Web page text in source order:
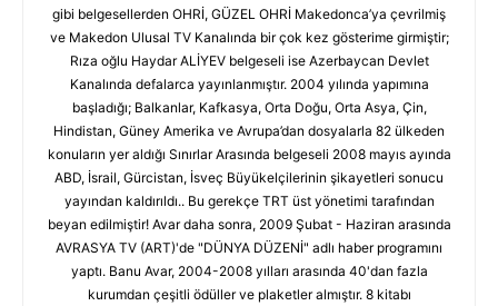
gibi belgesellerden OHRİ, GÜZEL OHRİ Makedonca’ya çevrilmiş
ve Makedon Ulusal TV Kanalında bir çok kez gösterime girmiştir;
Rıza oğlu Haydar ALİYEV belgeseli ise Azerbaycan Devlet
Kanalında defalarca yayınlanmıştır. 2004 yılında yapımına
başladığı; Balkanlar, Kafkasya, Orta Doğu, Orta Asya, Çin,
Hindistan, Güney Amerika ve Avrupa’dan dosyalarla 82 ülkeden
konuların yer aldığı Sınırlar Arasında belgeseli 2008 mayıs ayında
ABD, İsrail, Gürcistan, İsveç Büyükelçilerinin şikayetleri sonucu
yayından kaldırıldı.. Bu gerekçe TRT üst yönetimi tarafından
beyan edilmiştir! Avar daha sonra, 2009 Şubat - Haziran arasında
AVRASYA TV (ART)'de "DÜNYA DÜZENİ" adlı haber programını
yaptı. Banu Avar, 2004-2008 yılları arasında 40'dan fazla
kurumdan çeşitli ödüller ve plaketler almıştır. 8 kitabı